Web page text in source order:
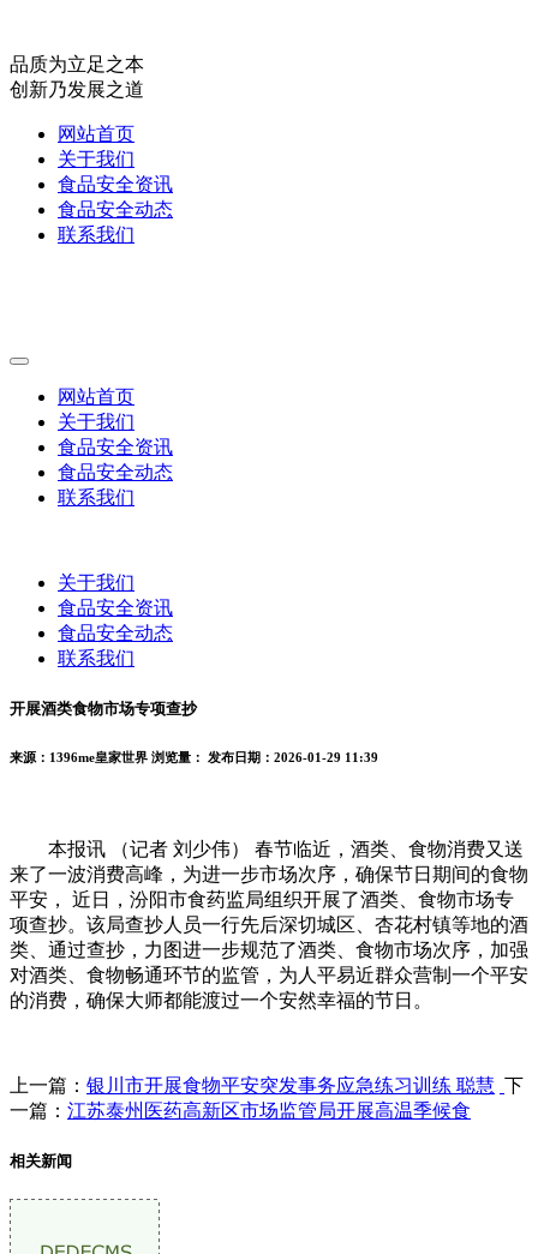
品质为立足之本
创新乃发展之道
网站首页
关于我们
食品安全资讯
食品安全动态
联系我们
网站首页
关于我们
食品安全资讯
食品安全动态
联系我们
关于我们
食品安全资讯
食品安全动态
联系我们
开展酒类食物市场专项查抄
来源：1396me皇家世界 浏览量： 发布日期：2026-01-29 11:39
本报讯 （记者 刘少伟） 春节临近，酒类、食物消费又送
来了一波消费高峰，为进一步市场次序，确保节日期间的食物
平安， 近日，汾阳市食药监局组织开展了酒类、食物市场专
项查抄。该局查抄人员一行先后深切城区、杏花村镇等地的酒
类、通过查抄，力图进一步规范了酒类、食物市场次序，加强
对酒类、食物畅通环节的监管，为人平易近群众营制一个平安
的消费，确保大师都能渡过一个安然幸福的节日。
上一篇： 银川市开展食物平安突发事务应急练习训练 聪慧 下
一篇： 江苏泰州医药高新区市场监管局开展高温季候食
相关新闻